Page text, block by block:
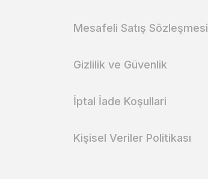
Mesafeli Satış Sözleşmesi
Gizlilik ve Güvenlik
İptal İade Koşullari
Kişisel Veriler Politikası